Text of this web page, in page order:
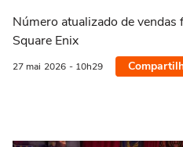
Número atualizado de
Square Enix
27 mai 2026 - 10h29